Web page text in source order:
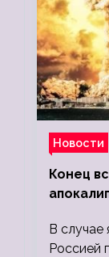
Новости
Конец
людей
В
Россией